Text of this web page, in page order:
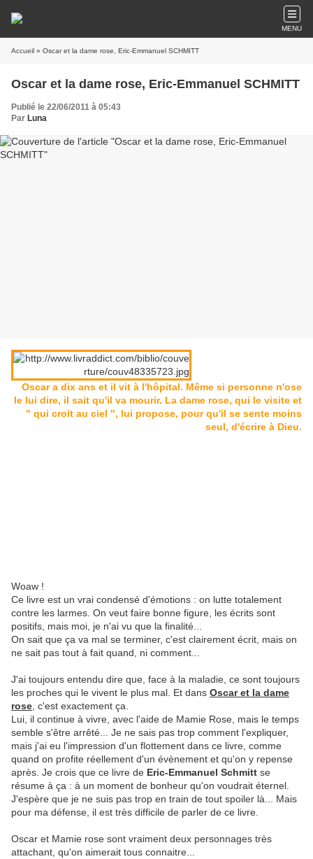
MENU
Accueil » Oscar et la dame rose, Eric-Emmanuel SCHMITT
Oscar et la dame rose, Eric-Emmanuel SCHMITT
Publié le 22/06/2011 à 05:43
Par Luna
Oscar a dix ans et il vit à l'hôpital. Même si personne n'ose
le lui dire, il sait qu'il va mourir. La dame rose, qui le visite et
" qui croit au ciel ", lui propose, pour qu'il se sente moins
seul, d'écrire à Dieu.
Woaw !
Ce livre est un vrai condensé d'émotions : on lutte totalement
contre les larmes. On veut faire bonne figure, les écrits sont
positifs, mais moi, je n'ai vu que la finalité...
On sait que ça va mal se terminer, c'est clairement écrit, mais on
ne sait pas tout à fait quand, ni comment...
J'ai toujours entendu dire que, face à la maladie, ce sont toujours
les proches qui le vivent le plus mal. Et dans Oscar et la dame
rose , c'est exactement ça.
Lui, il continue à vivre, avec l'aide de Mamie Rose, mais le temps
semble s'être arrêté... Je ne sais pas trop comment l'expliquer,
mais j'ai eu l'impression d'un flottement dans ce livre, comme
quand on profite réellement d'un évènement et qu'on y repense
après. Je crois que ce livre de Eric-Emmanuel Schmitt se
résume à ça : à un moment de bonheur qu'on voudrait éternel.
J'espère que je ne suis pas trop en train de tout spoiler là... Mais
pour ma défense, il est très difficile de parler de ce livre.
Oscar et Mamie rose sont vraiment deux personnages très
attachant, qu'on aimerait tous connaitre...